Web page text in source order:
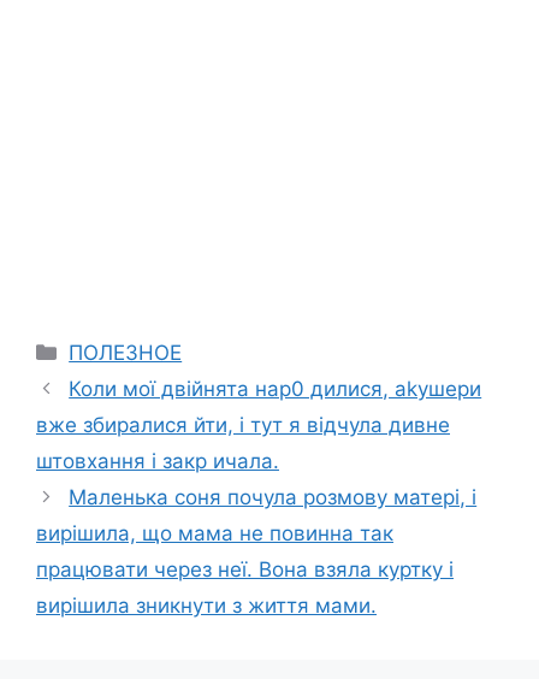
Categories
ПОЛЕЗНОЕ
Коли мої двійнята нар0 дилися, аkyшери
вже збиралися йти, і тут я відчула дивне
штовхання і закp ичала.
Маленька соня почула розмову матері, і
вирішила, що мама не повинна так
працювати через неї. Вона взяла куртку і
вирішила зникнути з життя мами.